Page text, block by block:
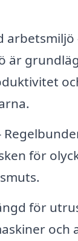
arbetsmiljö
är
för
för
och